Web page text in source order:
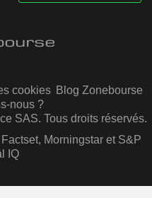
cookies Blog Zonebourse
nous ?
SAS. Tous droits réservés.
Morningstar et S&P
IQ